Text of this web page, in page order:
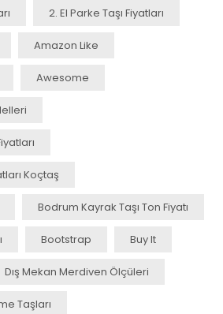
2. El Parke Taşı Fiyatları
Amazon Like
Awesome
Koçtaş
Bodrum Kayrak Taşı Ton Fiyatı
Bootstrap Buy It
Dış Mekan Merdiven Ölçüleri
Taşları